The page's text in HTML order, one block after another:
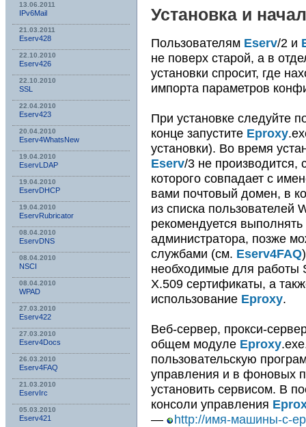
13.06.2011
IPv6Mail
21.03.2011
Eserv428
22.10.2010
Eserv426
22.10.2010
SSL
22.04.2010
Eserv423
20.04.2010
Eserv4WhatsNew
19.04.2010
EservLDAP
19.04.2010
EservDHCP
19.04.2010
EservRubricator
08.04.2010
EservDNS
08.04.2010
NSСI
08.04.2010
WPAD
27.03.2010
Eserv422
27.03.2010
Eserv4Docs
26.03.2010
Eserv4FAQ
21.03.2010
EservIrc
05.03.2010
Eserv421
Установка и
Пользователям Eserv/2 и
не поверх старой, а в
установки спросит, где
импорта параметров
При установке следуйте
конце запустите Eproxy
установки). Во время
Eserv/3 не производится,
которого совпадает с
вами почтовый домен, в
из списка пользователей
рекомендуется
администратора, позже
службами (см. Eserv4FAQ
необходимые для работы
X.509 сертификаты, а
использование Eproxy.
Веб-сервер, прокси-
общем модуле Eproxy
пользовательскую
управления и в фоновых
установить сервисом. В
консоли управления
—
http://имя-машины-с-